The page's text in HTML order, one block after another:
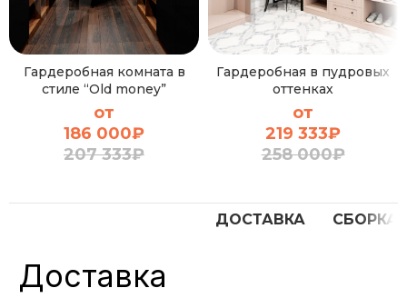
Гардеробная комната в
стиле “Old money”
от
186 000₽
207 333₽
Гардеробная в пудровых
оттенках
от
219 333₽
258 000₽
ДОСТАВКА СБОРКА
Доставка